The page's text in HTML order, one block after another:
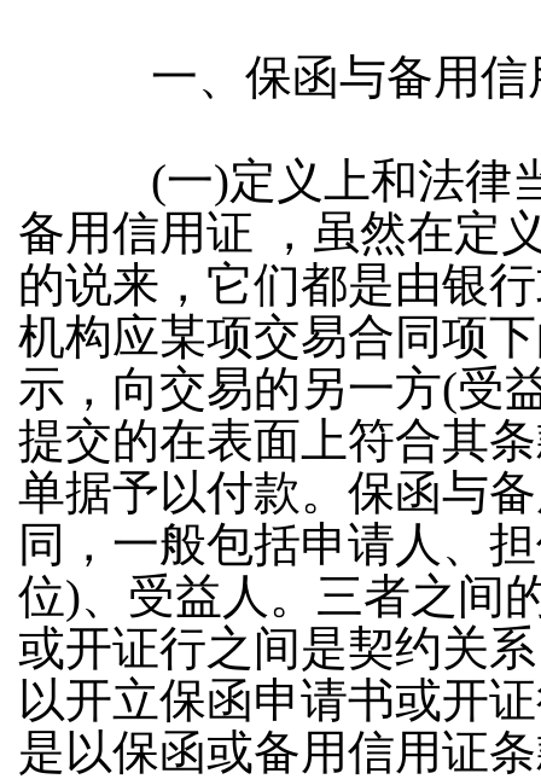
一、保函与备用信
(一)定义上和法律
备用信用证
，虽然在定
的说来，它们都是由银
机构应某项交易合同项
示，向交易的另一方(受
提交的在表面上符合其
单据予以付款。保函与
同，一般包括申请人、
位)、受益人。三者之间
或开证行之间是契约关
以开立保函申请书或开
是以保函或备用信用证